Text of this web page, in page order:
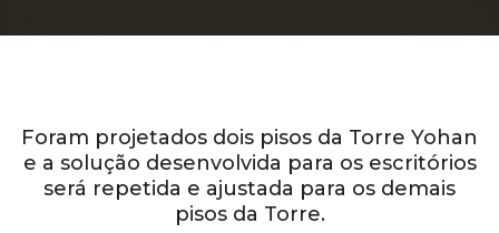
Foram projetados dois pisos da Torre Yohan
e a solução desenvolvida para os escritórios
será repetida e ajustada para os demais
pisos da Torre.